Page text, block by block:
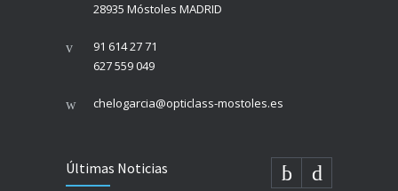
28935 Móstoles MADRID
91 614 27 71
627 559 049
chelogarcia@opticlass-mostoles.es
Últimas Noticias